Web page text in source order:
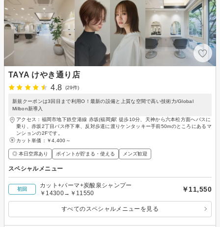
TAYA けやき通り店
4.8
(29件)
新規クーポンは3回目まで利用O！最新の設備と上質な空間で高い技術力/Global
Milbon新導入
アクセス：福岡市地下鉄空港線 赤坂(福岡)駅 徒歩10分、天神から六本松方面へバスに
乗り、赤坂2丁目バス停下車、反対歩道に渡りケンタッキー手前50mのところにあるマ
ンションの2Fです。
カット単価： ￥4,400～
◎ 本日空席あり ポイントが貯まる・使える メンズ歓迎
スペシャルメニュー
初回
カット+パーマ+炭酸泉シャンプー
￥14300→￥11550
￥11,550
すべてのスペシャルメニューを見る